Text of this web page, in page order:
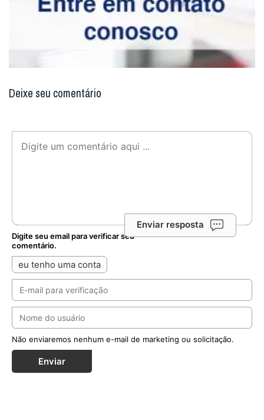
Enviar resposta
Digite seu email para verificar seu
Não enviaremos nenhum e-mail de marketing ou solicitação.
Notícias Relacionadas
Diante da queda nas vocações masculinas,
Maristas criam ‘Diário Vocacional’ para jovens
Publicação propõe um itinerário de 70 dias de oração,
meditação e escrita para ajudar jovens acompanhados
pela instituição a discernirem o...